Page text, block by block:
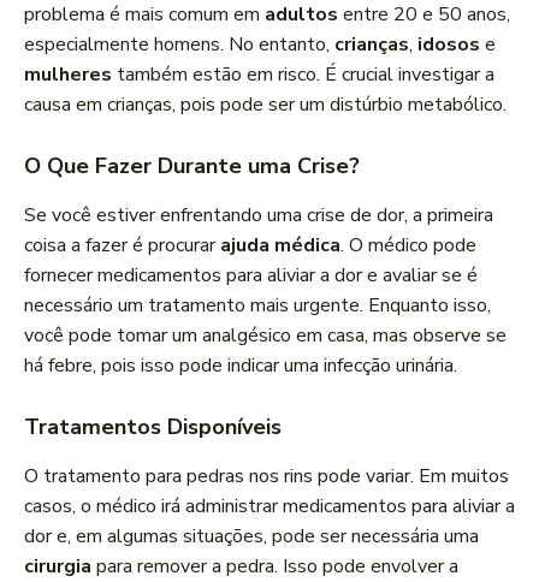
problema é mais comum em adultos entre 20 e 50 anos,
especialmente homens. No entanto, crianças, idosos e
mulheres também estão em risco. É crucial investigar a
causa em crianças, pois pode ser um distúrbio metabólico.
O Que Fazer Durante uma Crise?
Se você estiver enfrentando uma crise de dor, a primeira
coisa a fazer é procurarajuda médica. O médico pode
fornecer medicamentos para aliviar a dor e avaliar se é
necessário um tratamento mais urgente. Enquanto isso,
você pode tomar um analgésico em casa, mas observe se
há febre, pois isso pode indicar uma infecção urinária.
Tratamentos Disponíveis
O tratamento para pedras nos rins pode variar. Em muitos
casos, o médico irá administrar medicamentos para aliviar a
dor e, em algumas situações, pode ser necessária uma
cirurgia para remover a pedra. Isso pode envolver a